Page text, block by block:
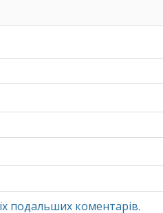
подальших коментарів.